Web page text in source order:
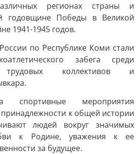
регионах страны и
годовщине Победы в Великой
1941-1945 годов.
по Республике Коми стали
забега среди
трудовых коллективов и
спортивные мероприятия
принадлежности к общей истории
людей вокруг значимых
к Родине, уважения к ее
за будущее.